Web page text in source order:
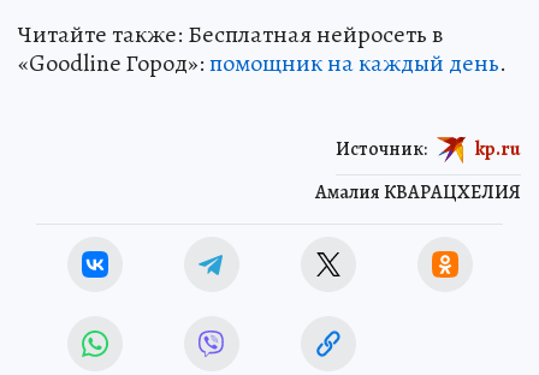
Читайте также: Бесплатная нейросеть в
«Goodline Город»:помощник на каждый день.
Амалия КВАРАЦХЕЛИЯ
Источник: kp.ru